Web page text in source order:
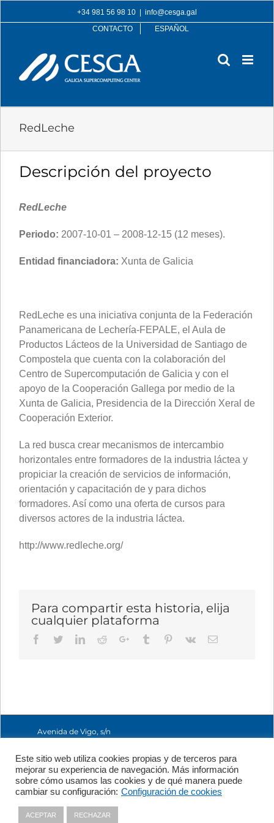
to
+34 981 56 98 10
info@cesga.gal
CONTACTO
ESPAÑOL
RedLeche
Descripción del proyecto
RedLeche
Periodo: 2007-10-01 – 2008-12-15 (12 meses).
Entidad financiadora: Xunta de Galicia
RedLeche es una iniciativa conjunta de la Federación
Panamericana de Lechería-FEPALE, el Aula de
Productos Lácteos de la Universidad de Santiago de
Compostela que cuenta con la colaboración del
Centro de Supercomputación de Galicia y con el
apoyo de la Cooperación Gallega por medio de la
Xunta de Galicia, Presidencia de la Dirección Xeral de
Cooperación Exterior.
La red busca crear mecanismos de intercambio
horizontales entre formadores de la industria láctea y
propiciar la creación de servicios de información,
orientación y capacitación de y para dichos
formadores. Así como una oferta de cursos para
diversos actores de la industria láctea.
http://www.redleche.org/
Para compartir esta historia, elija
cualquier plataforma
Facebook
TwitterLinkedIn
RedditGoogle+Tumblr Pinterest
Vk Email
Avenida de Vigo, s/n
Compostela, A
Coruña, España
+34 981 56 98 10
Política de Privacidad
de Cookies
Este sitio web utiliza cookies propias y de terceros para
mejorar su experiencia de navegación. Más información
sobre cómo usamos las cookies y de qué manera puede
cambiar su configuración: Configuración de cookies
ACEPTAR RECHAZAR